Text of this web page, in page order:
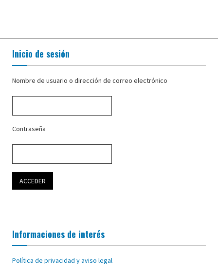
Inicio de sesión
Nombre de usuario o dirección de correo electrónico
Contraseña
Informaciones de interés
Política de privacidad y aviso legal